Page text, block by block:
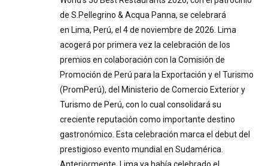
de S.Pellegrino & Acqua Panna, se celebrará
en Lima, Perú, el 4 de noviembre de 2026. Lima
acogerá por primera vez la celebración de los
premios en colaboración con la Comisión de
Promoción de Perú para la Exportación y el Turismo
(PromPerú), del Ministerio de Comercio Exterior y
Turismo de Perú, con lo cual consolidará su
creciente reputación como importante destino
gastronómico. Esta celebración marca el debut del
prestigioso evento mundial en Sudamérica.
Anteriormente, Lima ya había celebrado el